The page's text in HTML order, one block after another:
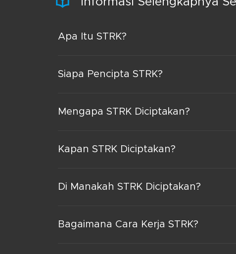
Apa Itu STRK?
Siapa Pencipta STRK?
Mengapa STRK Diciptakan?
Kapan STRK Diciptakan?
Di Manakah STRK Diciptakan?
Bagaimana Cara Kerja STRK?